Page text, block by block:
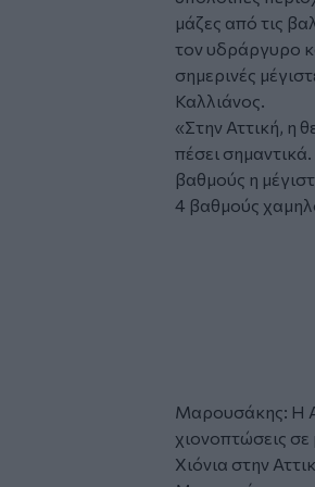
μάζες από τις
τον υδράργυρο
σημερινές
Καλλιάνος.
«Στην Αττική, η
πέσει
βαθμούς η
4 βαθμούς
Μαρουσάκης: Η
χιονοπτώσεις
Χιόνια στην